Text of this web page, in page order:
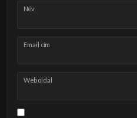
Név
Email cím
Weboldal